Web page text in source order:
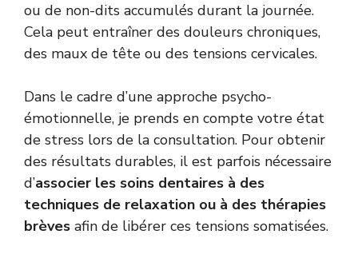
ou de non-dits accumulés durant la journée.
Cela peut entraîner des douleurs chroniques,
des maux de tête ou des tensions cervicales.
Dans le cadre d’une approche psycho-
émotionnelle, je prends en compte votre état
de stress lors de la consultation. Pour obtenir
des résultats durables, il est parfois nécessaire
d’associer les soins dentaires à des
techniques de relaxation ou à des thérapies
brèves afin de libérer ces tensions somatisées.